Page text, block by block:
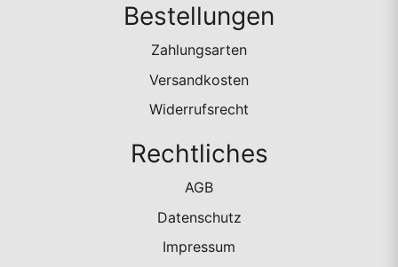
Bestellungen
Zahlungsarten
Versandkosten
Widerrufsrecht
Rechtliches
AGB
Datenschutz
Impressum